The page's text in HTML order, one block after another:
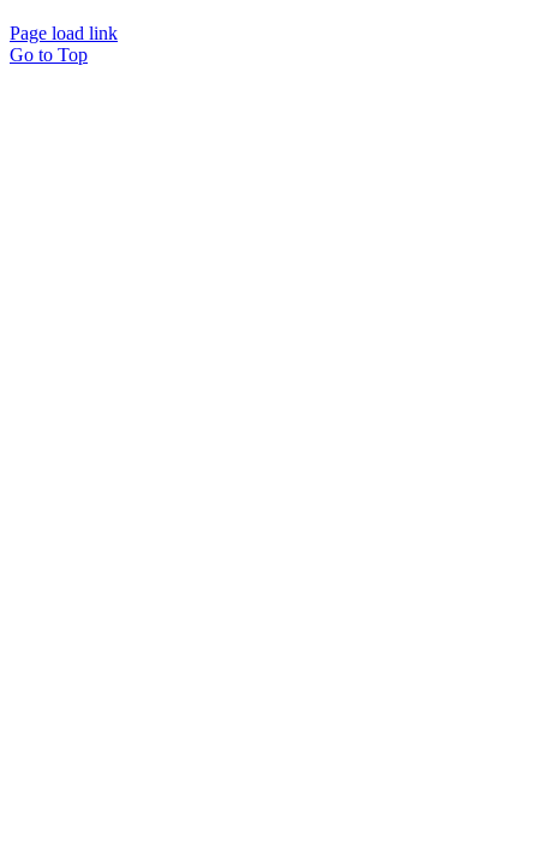
Page load link
Go to Top